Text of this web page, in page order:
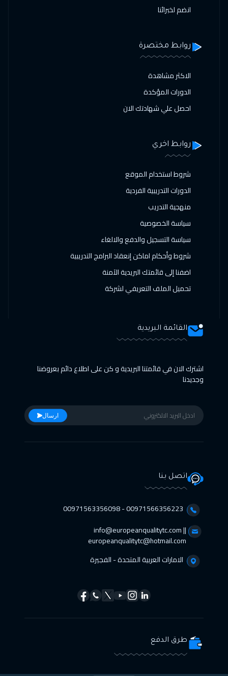
انضم لخبرائنا
روابط مختصرة
الاكثر مشاهدة
الدورات المؤكدة
احصل علي شهادتك الان
روابط اخري
شروط استخدام الموقع
الدورات التدريبية الفردية
منهجية التدريب
سياسة الخصوصية
سياسة التسجيل والدفع والالغاء
شروط وأحكام اماكن إنعقاد البرامج التدريبية
اضفنا إلى قائمتك البريدية الآمنة
تحميل الملف التعريفي لشركة
القائمة البريدية
اشترك الان في قائمتنا البريدية و كن على اطلاع دائم بعروضنا
وجديدنا
ارسال
اتصل بنا
00971566356223 - 00971563356098⁩
info@europeanqualitytc.com ||
europeanqualitytc@hotmail.com
الامارات العربية المتحدة - الفجيرة
طرق الدفع